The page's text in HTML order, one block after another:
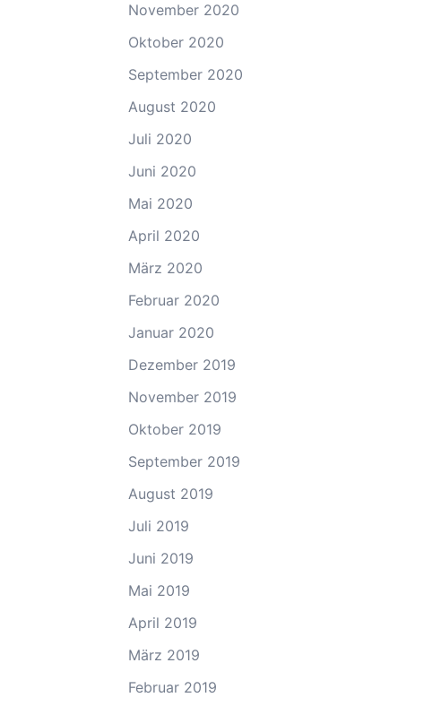
November 2020
Oktober 2020
September 2020
August 2020
Juli 2020
Juni 2020
Mai 2020
April 2020
März 2020
Februar 2020
Januar 2020
Dezember 2019
November 2019
Oktober 2019
September 2019
August 2019
Juli 2019
Juni 2019
Mai 2019
April 2019
März 2019
Februar 2019